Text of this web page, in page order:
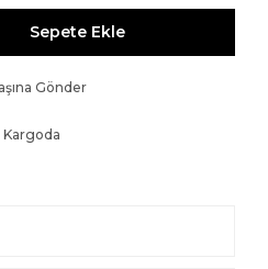
Sepete Ekle
Gönder